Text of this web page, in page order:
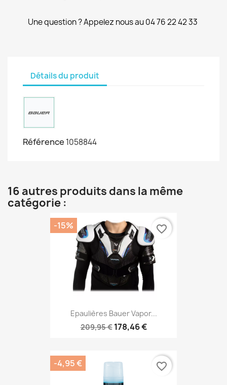
Une question ? Appelez nous au 04 76 22 42 33
Détails du produit
Référence 1058844
16 autres produits dans la même
catégorie :
Epaulières Bauer Vapor...
209,95 € 178,46 €
-15% favorite_border
-4,95 € favorite_border